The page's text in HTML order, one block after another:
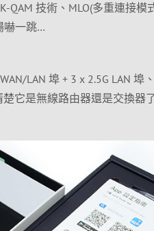
QAM 技術、MLO(多重連接模
嚇一跳…
LAN 埠 + 3 x 2.5G LAN 埠
楚它是無線路由器還是交換器